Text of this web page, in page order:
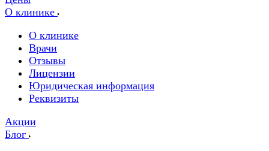
О клинике
О клинике
Врачи
Отзывы
Лицензии
Юридическая информация
Реквизиты
Акции
Блог